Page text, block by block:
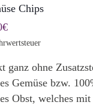
Chips
€Preisspanne:
4,00€
9,00€
ganz ohne
Gemüse bzw.
Obst, welches